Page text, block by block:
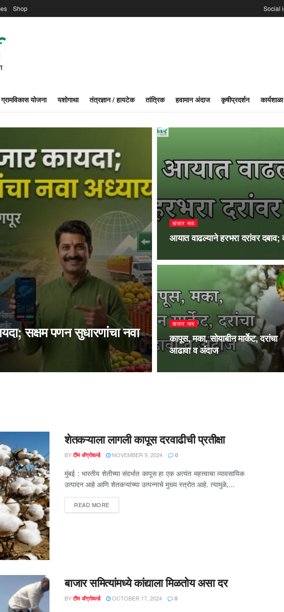
Shop Social
ग्रामविकास योजना यशोगाथा तंत्रज्ञान / हायटेक तांत्रिक हवामान अंदाज कृषीप्रदर्शन कार्यशाळा
सक्षम पणन सुधारणांचा नवा
बाजार भाव
आयात वाढल्याने हरभरा दरांवर
बाजार भाव
कापूस, मका, सोयाबीन मार्केट, दरांचा
आढावा व अंदाज
शेतकऱ्याला लागली कापूस दरवाढीची प्रतीक्षा
BY टीम ॲग्रोवर्ल्ड NOVEMBER 9, 2024 0
मुंबई : भारतीय शेतीच्या संदर्भात कापूस हा एक अत्यंत महत्त्वाचा व्यावसायिक
उत्पादन आहे आणि शेतकऱ्यांच्या उत्पन्नाचे मुख्य स्त्रोत आहे. त्यामुळे,...
READ MOREDETAILS
बाजार समित्यांमध्ये कांद्याला मिळतोय असा दर
BY टीम ॲग्रोवर्ल्ड OCTOBER 17, 2024 0